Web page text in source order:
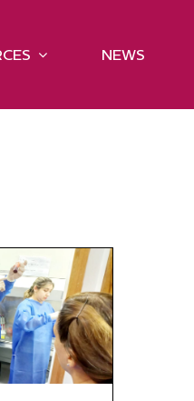
NEWS